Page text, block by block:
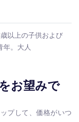
以上の子供および
年。大人
お望みで
プして、価格がいつ